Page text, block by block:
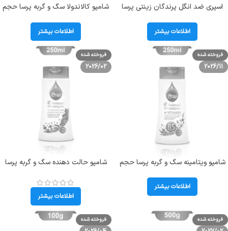
اسپری ضد انگل پرندگان زینتی پرسا
Parasite Spray
اطلاعات بیشتر
شامپو کالاندولا سگ و گربه پرسا حجم
Shampoo
اطلاعات بیشتر
فروخته شده
2026/11
شامپو ویتامینه سگ و گربه پرسا حجم
Shampoo
اطلاعات بیشتر
فروخته شده
2026/02
شامپو حالت دهنده سگ و گربه پرسا
Conditioner Shampoo
اطلاعات بیشتر
فروخته شده فروخته شده